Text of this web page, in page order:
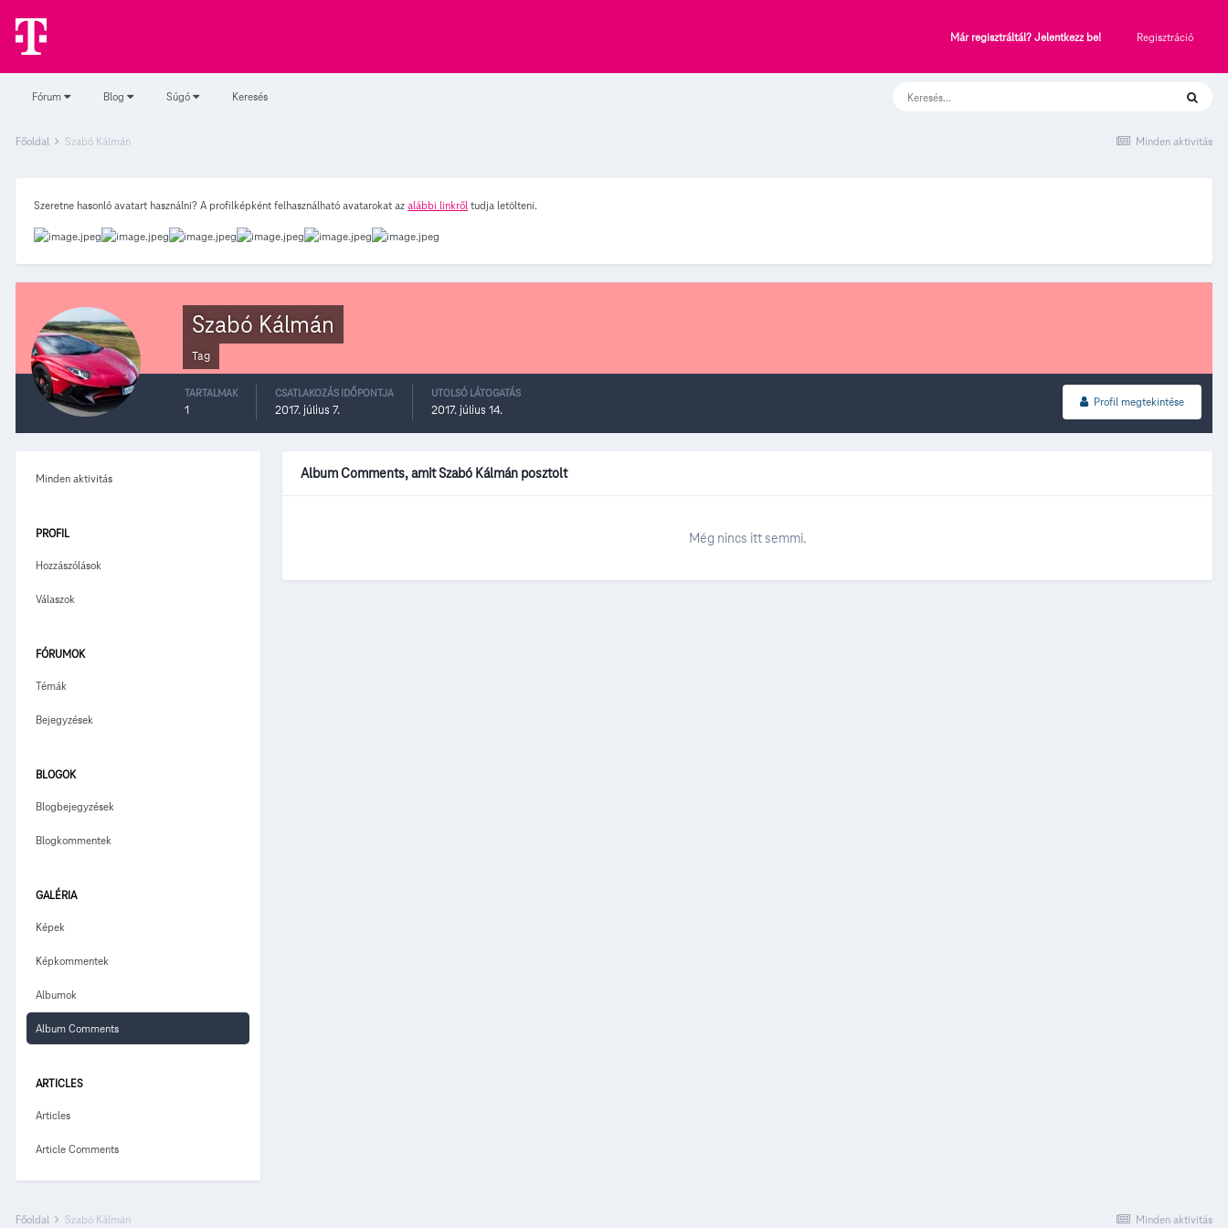
Már regisztráltál? Jelentkezz be! Regisztráció
Fórum Blog Súgó Keresés
Minden aktivitás
Főoldal Szabó Kálmán
Szeretne hasonló avatart használni? A profilképként felhasználható avatarokat az alábbi linkről tudja letölteni.
Szabó Kálmán
Tag
Profil megtekintése
TARTALMAK
1
CSATLAKOZÁS IDŐPONTJA
2017. július 7.
UTOLSÓ LÁTOGATÁS
2017. július 14.
Minden aktivitás
PROFIL
Hozzászólások
Válaszok
FÓRUMOK
Témák
Bejegyzések
BLOGOK
Blogbejegyzések
Blogkommentek
GALÉRIA
Képek
Képkommentek
Albumok
Album Comments
ARTICLES
Articles
Article Comments
Album Comments, amit Szabó Kálmán posztolt
Még nincs itt semmi.
Minden aktivitás
Főoldal Szabó Kálmán